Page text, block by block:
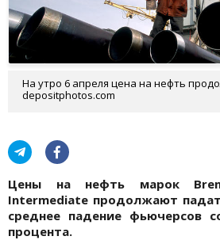
На утро 6 апреля цена на нефть
depositphotos.com
Цены на нефть марок
Intermediate продолжают
среднее падение фьючерсов
процента.